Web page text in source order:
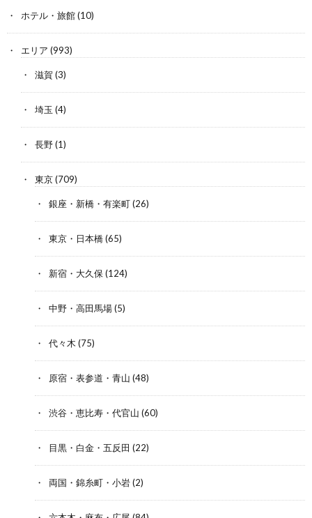
ホテル・旅館(10)
エリア (993)
滋賀 (3)
埼玉 (4)
長野(1)
東京(709)
銀座・新橋・有楽町(26)
東京・日本橋(65)
新宿・大久保 (124)
中野・高田馬場(5)
代々木 (75)
原宿・表参道・青山 (48)
渋谷・恵比寿・代官山 (60)
目黒・白金・五反田 (22)
両国・錦糸町・小岩(2)